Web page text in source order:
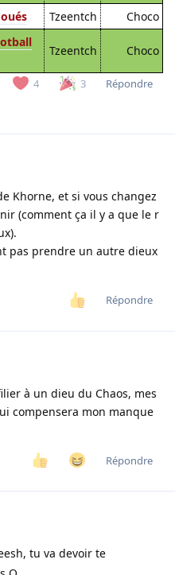
Tzeentch Choco
Tzeentch Choco
4 3
Répondre
Khorne, et si vous changez
(comment ça il y a que le r
pas prendre un autre dieux
Répondre
à un dieu du Chaos, mes
compensera mon manque
Répondre
tu va devoir te